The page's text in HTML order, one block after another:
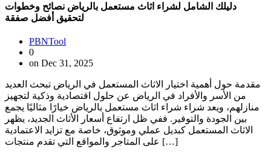
دليلك الشامل لشراء اثاث مستعمل بالرياض نصائح وخطوات
لتحقيق أفضل صفقة
PBNTool
0
on Dec 31, 2025
مقدمة حول أهمية اختيار الاثاث المستعمل في الرياض تبحث العديد
من الأسر والأفراد في الرياض عن حلول اقتصادية وذكية لتجهيز
منازلهم، ويعد شراء شراء اثاث مستعمل بالرياض خيارًا مثاليًا يجمع
بين الجودة والتوفير. ففي ظل ارتفاع أسعار الأثاث الجديد، يظهر
الاثاث المستعمل كبديل عملي وموثوق، خاصة مع تزايد الاعتمادية
على المتاجر والمواقع التي تقدم منتجات […]